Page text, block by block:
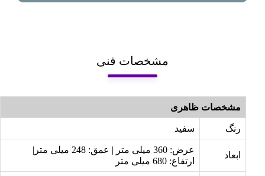
مشخصات فنی
مشخصات ظاهری
رنگ سفید
ابعاد
عرض: 360 میلی متر | عمق: 248 میلی متر|
ارتفاع: 680 میلی متر